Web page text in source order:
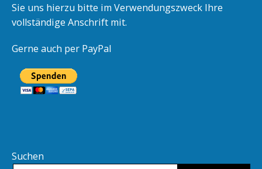
Sie uns hierzu bitte im Verwendungszweck Ihre
vollständige Anschrift mit.
Gerne auch per PayPal
Suchen